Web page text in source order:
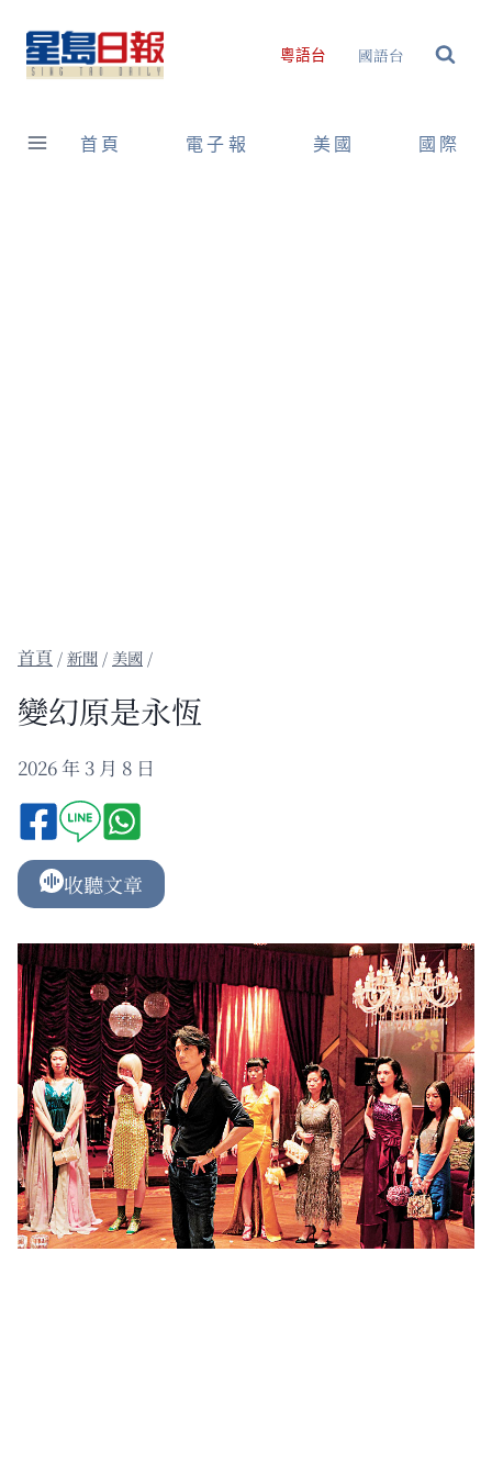
content
粵語台 國語台
首頁 電子報 美國 國際
/新聞 / 美國 /
變幻原是永恆
2026 年 3 月 8 日
收聽文章